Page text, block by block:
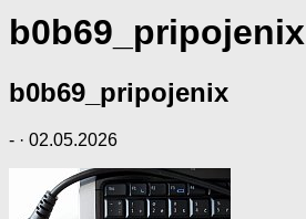
b0b69_pripojenix
b0b69_pripojenix
- · 02.05.2026